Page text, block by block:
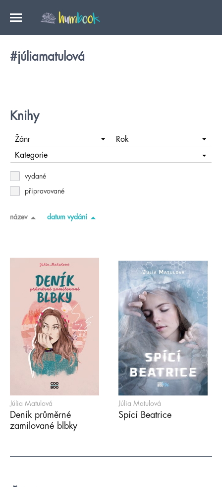
#júliamatulová
Knihy
Žánr Rok
Kategorie
vydané
připravované
název datum vydání
Júlia Matulová
Deník průměrné
zamilované blbky
Júlia Matulová
Spící Beatrice